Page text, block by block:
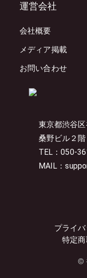
東京都渋谷
桑野ビル２階
TEL：050-
MAIL：
プライ
特定
©
運営会社
会社概要
メディア掲載
お問い合わせ